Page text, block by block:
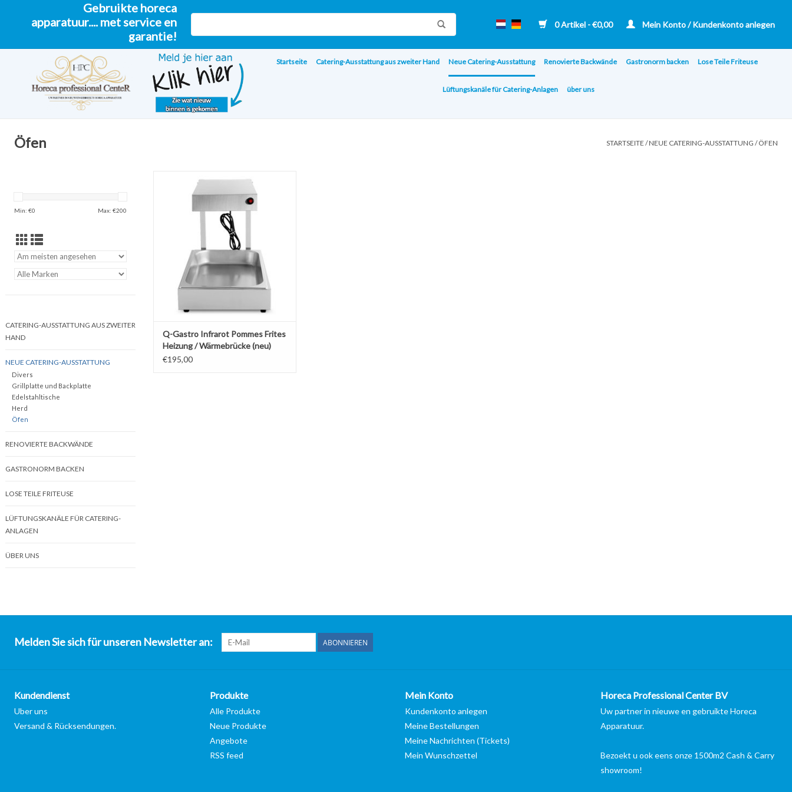
Gebruikte horeca
apparatuur.... met service en
garantie!
0 Artikel - €0,00 Mein Konto / Kundenkonto anlegen
Startseite Catering-Ausstattung aus zweiter Hand Neue Catering-Ausstattung Renovierte Backwände Gastronorm backen Lose Teile Friteuse
Lüftungskanäle für Catering-Anlagen über uns
Öfen STARTSEITE /NEUE CATERING-AUSSTATTUNG /ÖFEN
Min: €0 Max: €200
CATERING-AUSSTATTUNG AUS ZWEITER
HAND
NEUE CATERING-AUSSTATTUNG
Divers
Grillplatte und Backplatte
Edelstahltische
Herd
Öfen
RENOVIERTE BACKWÄNDE
GASTRONORM BACKEN
LOSE TEILE FRITEUSE
LÜFTUNGSKANÄLE FÜR CATERING-
ANLAGEN
ÜBER UNS
Heizung / Wärmebrücke (neu)
ZUM WARENKORB HINZUFÜGEN
Q-Gastro Infrarot Pommes Frites
Heizung / Wärmebrücke (neu)
€195,00
Melden Sie sich für unseren Newsletter an: ABONNIEREN
Kundendienst
Uber uns
Versand & Rücksendungen.
Produkte
Alle Produkte
Neue Produkte
Angebote
RSS feed
Mein Konto
Kundenkonto anlegen
Meine Bestellungen
Meine Nachrichten (Tickets)
Mein Wunschzettel
Horeca Professional Center BV
Uw partner in nieuwe en gebruikte Horeca
Apparatuur.
Bezoekt u ook eens onze 1500m2 Cash & Carry
showroom!